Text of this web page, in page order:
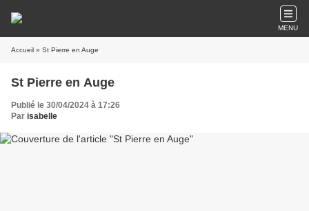
MENU
Accueil » St Pierre en Auge
St Pierre en Auge
Publié le 30/04/2024 à 17:26
Par isabelle